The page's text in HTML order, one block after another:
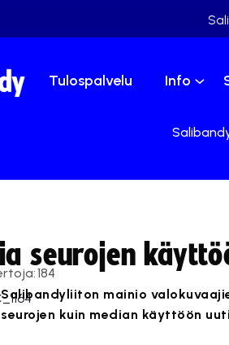
Tulospalvelu Info
seurojen
184
Salibandyliiton mainio
seurojen kuin median käyttöön